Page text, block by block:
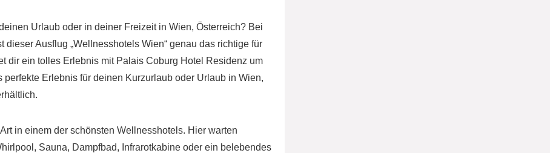
Urlaub oder in deiner Freizeit in Wien, Österreich? Bei
dieser Ausflug „Wellnesshotels Wien“ genau das richtige für
dir ein tolles Erlebnis mit Palais Coburg Hotel Residenz um
Erlebnis für deinen Kurzurlaub oder Urlaub in Wien,
in einem der schönsten Wellnesshotels. Hier warten
Sauna, Dampfbad, Infrarotkabine oder ein belebendes